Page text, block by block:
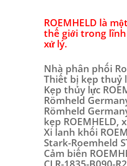
ROEMHELD là
thế giới trong lĩnh
xử lý.
Nhà phân phối
Thiết bị kẹp thuỷ
Kẹp thủy lực
Römheld
Römheld
kẹp ROEMHELD,
Xi lanh khối
Stark-Roemheld
Cảm biến